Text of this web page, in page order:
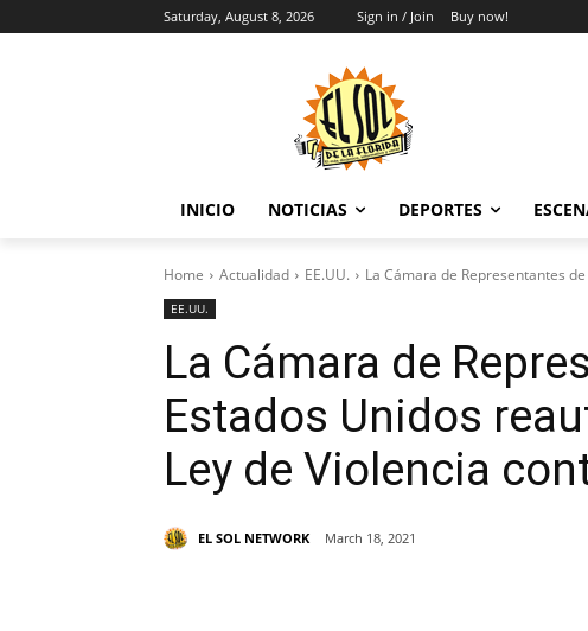
Saturday, August 8, 2026 Sign in / Join Buy now!
INICIO NOTICIAS DEPORTES
Home Actualidad EE.UU. La Cámara de Representantes
EE.UU.
La Cámara de
Estados Unidos
Ley de Violencia
EL SOL NETWORK March 18, 2021